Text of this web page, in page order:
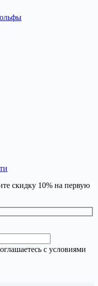
скидку 10% на первую
с условиями